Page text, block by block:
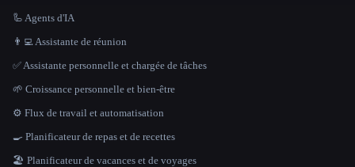
🦾 Agents d'IA
👨‍💻 Assistante de réunion
✅ Assistante personnelle et chargée de tâches
🌱 Croissance personnelle et bien-être
⚙️ Flux de travail et automatisation
🍳 Planificateur de repas et de recettes
🏖 Planificateur de vacances et de voyages